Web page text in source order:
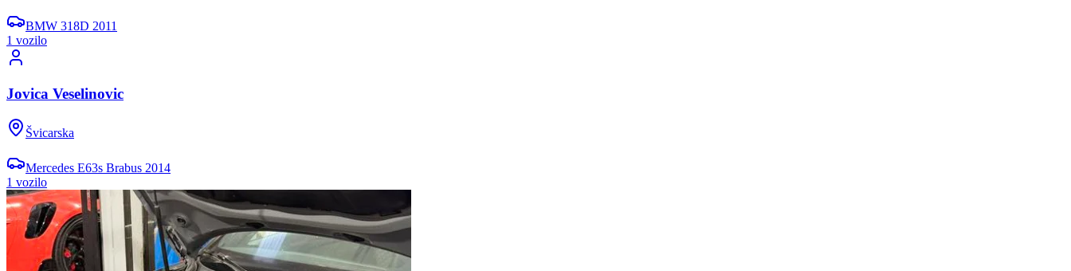
BMW 318D 2011
1 vozilo
Jovica Veselinovic
Švicarska
Mercedes E63s Brabus 2014
1 vozilo